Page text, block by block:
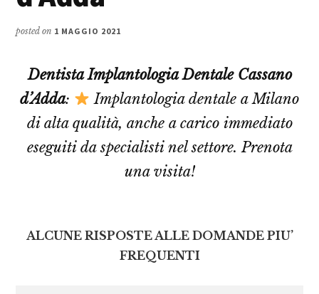
posted on 1 MAGGIO 2021
Dentista Implantologia Dentale Cassano
d’Adda:
Implantologia dentale a Milano
di alta qualità, anche a carico immediato
eseguiti da specialisti nel settore. Prenota
una visita!
ALCUNE RISPOSTE ALLE DOMANDE PIU’
FREQUENTI